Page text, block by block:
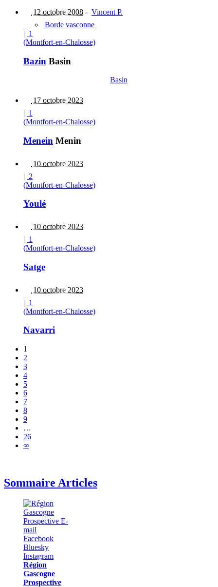
12 octobre 2008 - Vincent P.
Borde vasconne
| 1
(Montfort-en-Chalosse)
Bazin Basin
Basin
17 octobre 2023
| 1
(Montfort-en-Chalosse)
Menein Menin
10 octobre 2023
| 2
(Montfort-en-Chalosse)
Youlé
10 octobre 2023
| 1
(Montfort-en-Chalosse)
Satge
10 octobre 2023
| 1
(Montfort-en-Chalosse)
Navarri
1
2
3
4
5
6
7
8
9
…
26
∞
Sommaire Articles
Région
Gascogne
Prospective